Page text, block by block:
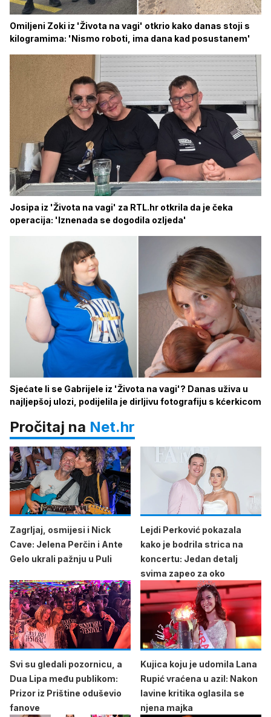
Omiljeni Zoki iz 'Života na vagi' otkrio kako danas stoji s
kilogramima: 'Nismo roboti, ima dana kad posustanem'
Josipa iz 'Života na vagi' za RTL.hr otkrila da je čeka
operacija: 'Iznenada se dogodila ozljeda'
Sjećate li se Gabrijele iz 'Života na vagi'? Danas uživa u
najljepšoj ulozi, podijelila je dirljivu fotografiju s kćerkicom
Pročitaj na Net.hr
Zagrljaj, osmijesi i Nick
Cave: Jelena Perčin i Ante
Gelo ukrali pažnju u Puli
Lejdi Perković pokazala
kako je bodrila strica na
koncertu: Jedan detalj
svima zapeo za oko
Svi su gledali pozornicu, a
Dua Lipa među publikom:
Prizor iz Prištine oduševio
fanove
Kujica koju je udomila Lana
Rupić vraćena u azil: Nakon
lavine kritika oglasila se
njena majka